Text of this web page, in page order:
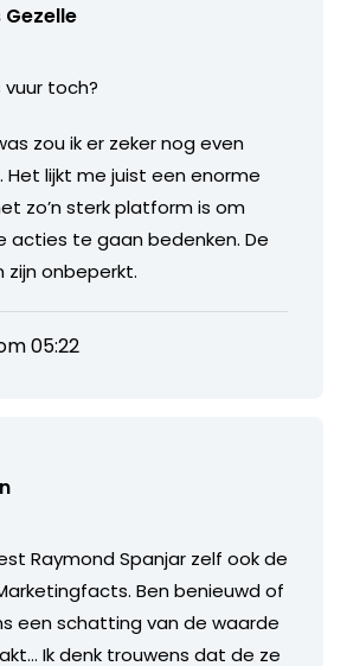
Gezelle
vuur toch?
zou ik er zeker nog even
lijkt me juist een enorme
zo’n sterk platform is om
acties te gaan bedenken. De
zijn onbeperkt.
05:22
Raymond Spanjar zelf ook de
Ben benieuwd of
een schatting van de waarde
Ik denk trouwens dat de ze